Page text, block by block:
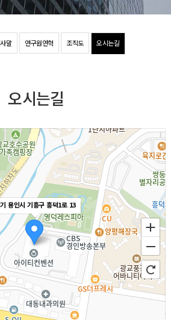
말 연구원연혁 조직도 오시는길
오시는길
용인시 기흥구 흥덕1로 13